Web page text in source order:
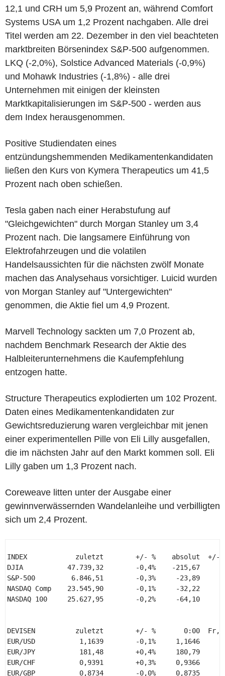
12,1 und CRH um 5,9 Prozent an, während Comfort
Systems USA um 1,2 Prozent nachgaben. Alle drei
Titel werden am 22. Dezember in den viel beachteten
marktbreiten Börsenindex S&P-500 aufgenommen.
LKQ (-2,0%), Solstice Advanced Materials (-0,9%)
und Mohawk Industries (-1,8%) - alle drei
Unternehmen mit einigen der kleinsten
Marktkapitalisierungen im S&P-500 - werden aus
dem Index herausgenommen.
Positive Studiendaten eines
entzündungshemmenden Medikamentenkandidaten
ließen den Kurs von Kymera Therapeutics um 41,5
Prozent nach oben schießen.
Tesla gaben nach einer Herabstufung auf
"Gleichgewichten" durch Morgan Stanley um 3,4
Prozent nach. Die langsamere Einführung von
Elektrofahrzeugen und die volatilen
Handelsaussichten für die nächsten zwölf Monate
machen das Analysehaus vorsichtiger. Luicid wurden
von Morgan Stanley auf "Untergewichten"
genommen, die Aktie fiel um 4,9 Prozent.
Marvell Technology sackten um 7,0 Prozent ab,
nachdem Benchmark Research der Aktie des
Halbleiterunternehmens die Kaufempfehlung
entzogen hatte.
Structure Therapeutics explodierten um 102 Prozent.
Daten eines Medikamentenkandidaten zur
Gewichtsreduzierung waren vergleichbar mit jenen
einer experimentellen Pille von Eli Lilly ausgefallen,
die im nächsten Jahr auf den Markt kommen soll. Eli
Lilly gaben um 1,3 Prozent nach.
Coreweave litten unter der Ausgabe einer
gewinnverwässernden Wandelanleihe und verbilligten
sich um 2,4 Prozent.
INDEX            zuletzt        +/- %    absolut  +/-
DJIA           47.739,32        -0,4%    -215,67
S&P-500         6.846,51        -0,3%     -23,89
NASDAQ Comp    23.545,90        -0,1%     -32,22
NASDAQ 100     25.627,95        -0,2%     -64,10
DEVISEN          zuletzt        +/- %       0:00  Fr,
EUR/USD           1,1639        -0,1%     1,1646
EUR/JPY           181,48        +0,4%     180,79
EUR/CHF           0,9391        +0,3%     0,9366
EUR/GBP           0,8734        -0,0%     0,8735